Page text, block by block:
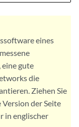
eines
gute
die
Ziehen Sie
der Seite
in englischer